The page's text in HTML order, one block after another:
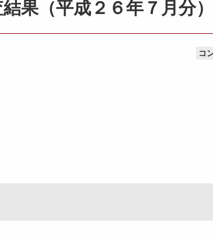
果（平成２６年７月分）
コ